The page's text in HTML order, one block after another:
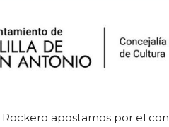
apostamos por el